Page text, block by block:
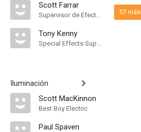
Scott Farrar
Supervisor de Efectos Visuales
Tony Kenny
Special Effects Supervisor
Iluminación
Scott MacKinnon
Best Boy Electric
Paul Spaven
57 más